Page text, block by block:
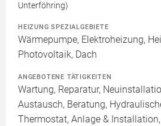
Unterföhring)
HEIZUNG SPEZIALGEBIETE
Wärmepumpe, Elektroheizung,
Photovoltaik, Dach
ANGEBOTENE TÄTIGKEITEN
Wartung, Reparatur,
Austausch, Beratung,
Thermostat, Anlage &